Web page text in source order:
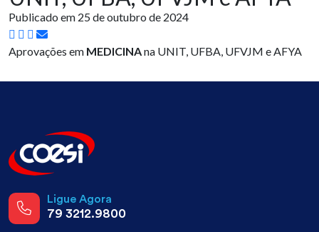
Publicado em 25 de outubro de 2024
Aprovações em MEDICINAna UNIT, UFBA, UFVJM e AFYA
Ligue Agora
79 3212.9800